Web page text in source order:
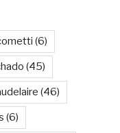
(6)
(45)
(46)
(6)